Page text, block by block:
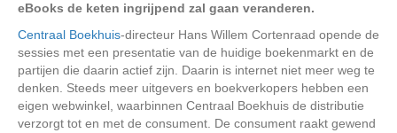
eBooks de keten ingrijpend zal gaan veranderen.
Centraal Boekhuis-directeur Hans Willem Cortenraad opende de
sessies met een presentatie van de huidige boekenmarkt en de
partijen die daarin actief zijn. Daarin is internet niet meer weg te
denken. Steeds meer uitgevers en boekverkopers hebben een
eigen webwinkel, waarbinnen Centraal Boekhuis de distributie
verzorgt tot en met de consument. De consument raakt gewend